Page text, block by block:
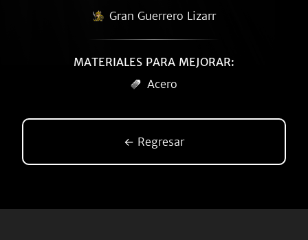
Gran Guerrero Lizarr
MATERIALES PARA MEJORAR:
Acero
← Regresar